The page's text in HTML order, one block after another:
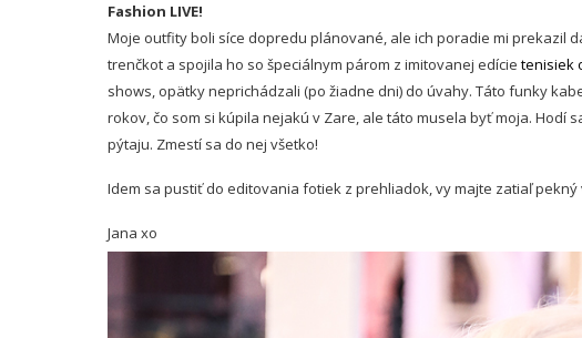
Fashion LIVE!
Moje outfity boli síce dopredu plánované, ale ich poradie mi prekazil
trenčkot a spojila ho so špeciálnym párom z imitovanej edície tenisiek
shows, opätky neprichádzali (po žiadne dni) do úvahy. Táto funky
rokov, čo som si kúpila nejakú v Zare, ale táto musela byť moja. Hodí
pýtaju. Zmestí sa do nej všetko!
Idem sa pustiť do editovania fotiek z prehliadok, vy majte zatiaľ pekný
Jana xo